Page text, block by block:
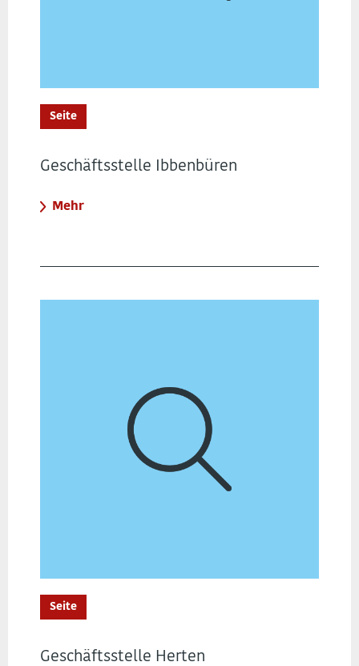
Seite
Geschäftsstelle Ibbenbüren
Mehr
Seite
Geschäftsstelle Herten